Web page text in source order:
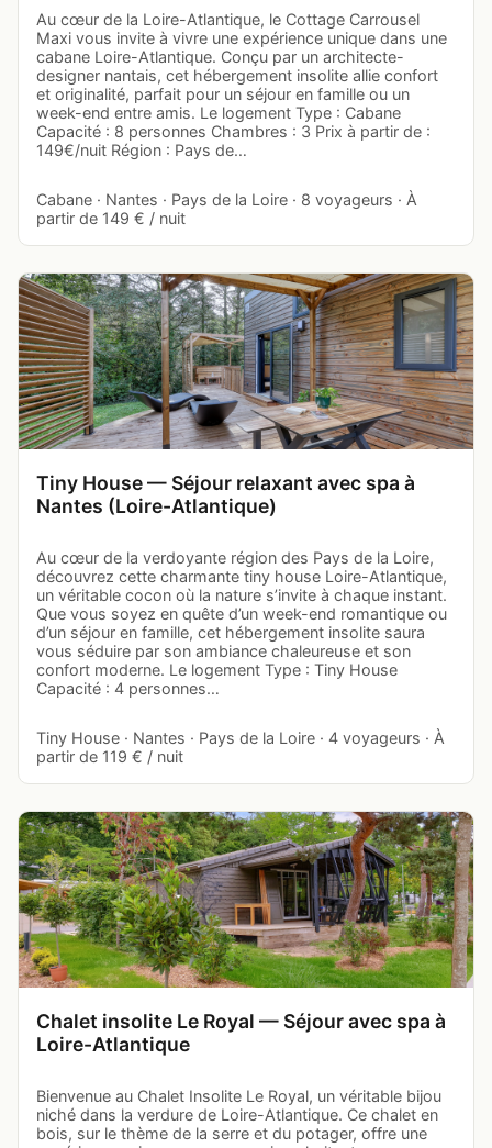
Au cœur de la Loire-Atlantique, le Cottage Carrousel
Maxi vous invite à vivre une expérience unique dans une
cabane Loire-Atlantique. Conçu par un architecte-
designer nantais, cet hébergement insolite allie confort
et originalité, parfait pour un séjour en famille ou un
week-end entre amis. Le logement Type : Cabane
Capacité : 8 personnes Chambres : 3 Prix à partir de :
149€/nuit Région : Pays de…
Cabane · Nantes · Pays de la Loire · 8 voyageurs · À
partir de 149 € / nuit
Tiny House — Séjour relaxant avec spa à
Nantes (Loire-Atlantique)
Au cœur de la verdoyante région des Pays de la Loire,
découvrez cette charmante tiny house Loire-Atlantique,
un véritable cocon où la nature s’invite à chaque instant.
Que vous soyez en quête d’un week-end romantique ou
d’un séjour en famille, cet hébergement insolite saura
vous séduire par son ambiance chaleureuse et son
confort moderne. Le logement Type : Tiny House
Capacité : 4 personnes…
Tiny House · Nantes · Pays de la Loire · 4 voyageurs · À
partir de 119 € / nuit
Chalet insolite Le Royal — Séjour avec spa à
Loire-Atlantique
Bienvenue au Chalet Insolite Le Royal, un véritable bijou
niché dans la verdure de Loire-Atlantique. Ce chalet en
bois, sur le thème de la serre et du potager, offre une